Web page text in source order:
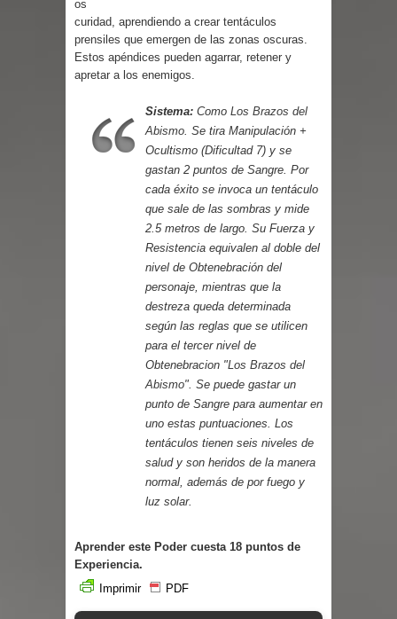
os
curidad, aprendiendo a crear tentáculos
prensiles que emergen de las zonas oscuras.
Estos apéndices pueden agarrar, retener y
apretar a los enemigos.
Sistema: Como Los Brazos del
Abismo . Se tira Manipulación +
Ocultismo (Dificultad 7) y se
gastan 2 puntos de Sangre. Por
cada éxito se invoca un tentáculo
que sale de las sombras y mide
2.5 metros de largo. Su Fuerza y
Resistencia equivalen al doble del
nivel de Obtenebración del
personaje, mientras que la
destreza queda determinada
según las reglas que se utilicen
para el tercer nivel de
Obtenebracion "Los Brazos del
Abismo". Se puede gastar un
punto de Sangre para aumentar en
uno estas puntuaciones. Los
tentáculos tienen seis niveles de
salud y son heridos de la manera
normal, además de por fuego y
luz solar.
Aprender este Poder cuesta 18 puntos de
Experiencia.
Imprimir
PDF